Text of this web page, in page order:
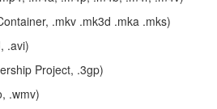
.mkv .mk3d .mka .mks)
.avi)
Project, .3gp)
.wmv)